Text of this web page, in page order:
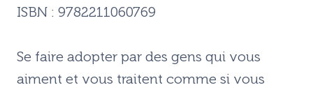
ISBN : 9782211060769
Se faire adopter par des gens qui vous
aiment et vous traitent comme si vous